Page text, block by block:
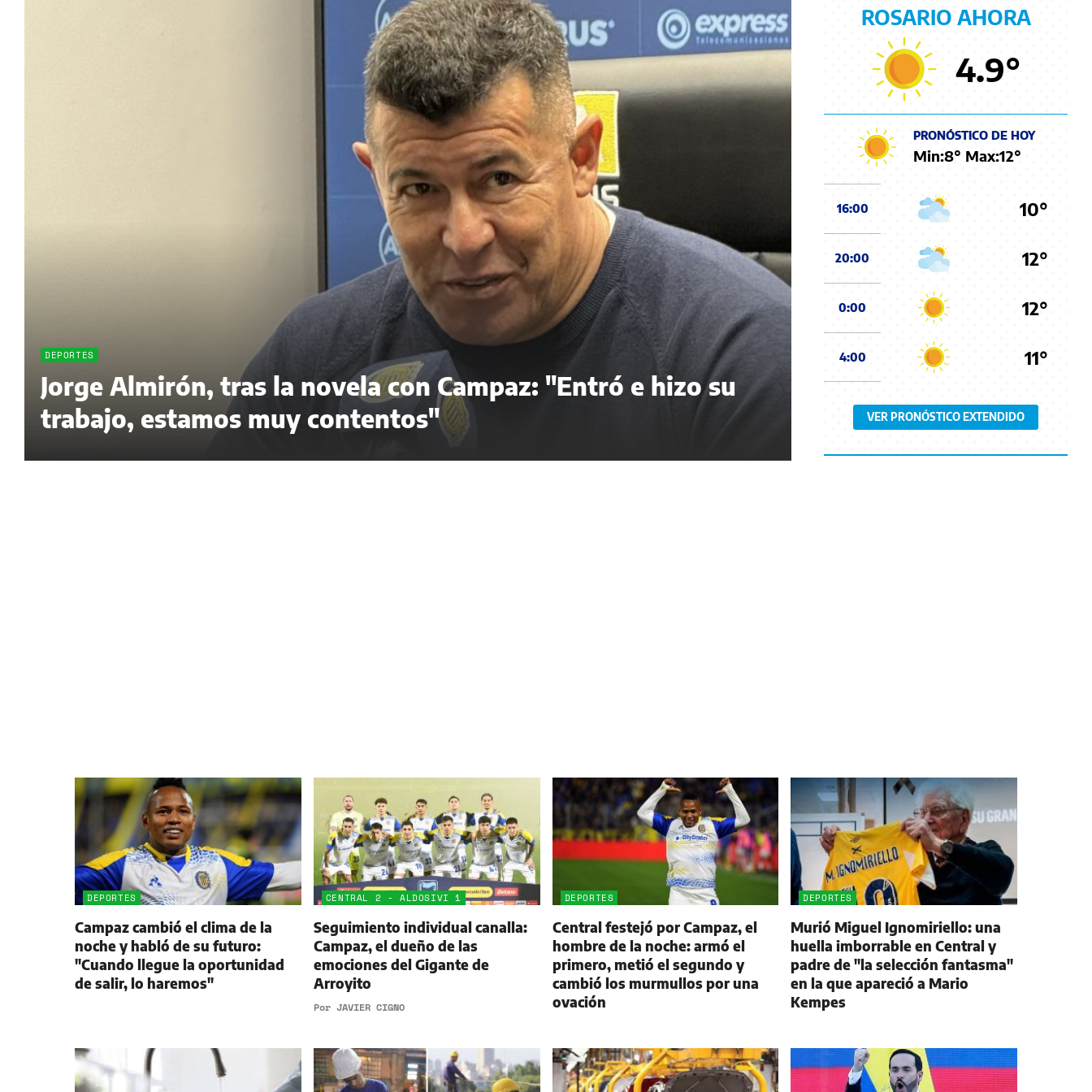
DEPORTES
Jorge Almirón, tras la novela con Campaz: "Entró e hizo su
trabajo, estamos muy contentos"
ROSARIO AHORA
4.9°
PRONÓSTICO DE HOY
Min:8° Max:12°
16:00 10°
20:00 12°
0:00 12°
4:00 11°
VER PRONÓSTICO EXTENDIDO
DEPORTES
Campaz cambió el clima de la
noche y habló de su futuro:
"Cuando llegue la oportunidad
de salir, lo haremos"
CENTRAL 2 - ALDOSIVI 1
Seguimiento individual canalla:
Campaz, el dueño de las
emociones del Gigante de
Arroyito
Por JAVIER CIGNO
DEPORTES
Central festejó por Campaz, el
hombre de la noche: armó el
primero, metió el segundo y
cambió los murmullos por una
ovación
DEPORTES
Murió Miguel Ignomiriello: una
huella imborrable en Central y
padre de "la selección fantasma"
en la que apareció a Mario
Kempes